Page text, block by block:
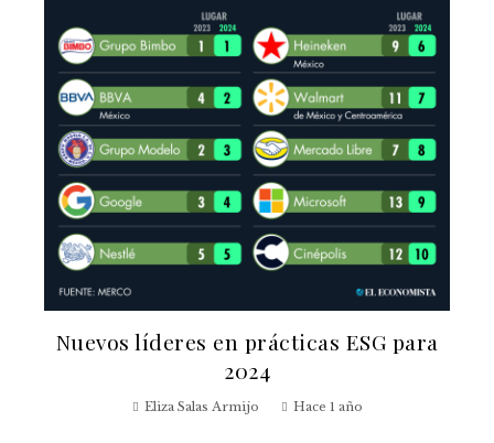
Nuevos líderes en prácticas ESG para
2024
Eliza Salas Armijo Hace 1 año